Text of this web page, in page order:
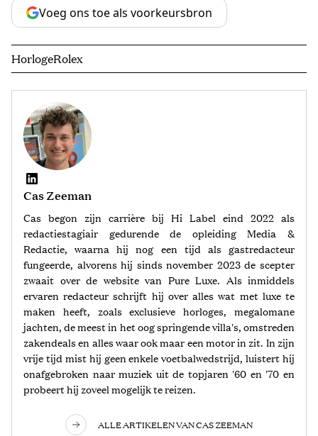
Voeg ons toe als voorkeursbron
HorlogeRolex
Cas Zeeman
Cas begon zijn carrière bij Hi Label eind 2022 als
redactiestagiair gedurende de opleiding Media &
Redactie, waarna hij nog een tijd als gastredacteur
fungeerde, alvorens hij sinds november 2023 de scepter
zwaait over de website van Pure Luxe. Als inmiddels
ervaren redacteur schrijft hij over alles wat met luxe te
maken heeft, zoals exclusieve horloges, megalomane
jachten, de meest in het oog springende villa's, omstreden
zakendeals en alles waar ook maar een motor in zit. In zijn
vrije tijd mist hij geen enkele voetbalwedstrijd, luistert hij
onafgebroken naar muziek uit de topjaren '60 en '70 en
probeert hij zoveel mogelijk te reizen.
ALLE ARTIKELEN VAN CAS ZEEMAN